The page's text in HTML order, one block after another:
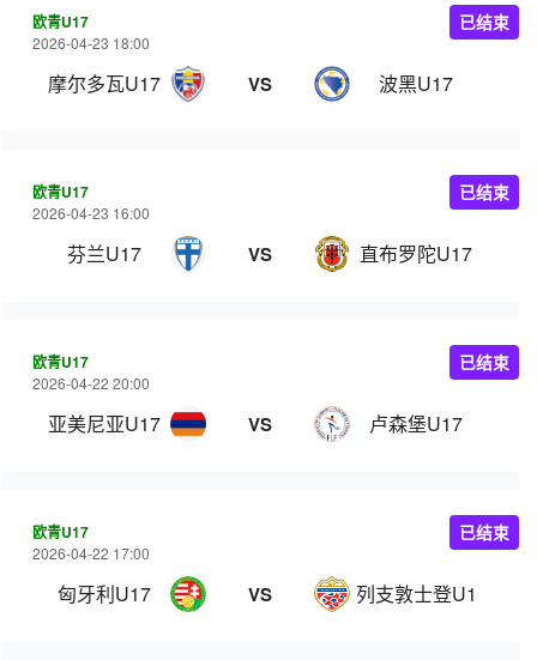
欧青U17
2026-04-23 18:00
摩尔多瓦U17 VS 波黑U17
已结束
欧青U17
2026-04-23 16:00
芬兰U17 VS 直布罗陀U17
已结束
欧青U17
2026-04-22 20:00
亚美尼亚U17 VS 卢森堡U17
已结束
欧青U17
2026-04-22 17:00
匈牙利U17 VS 列支敦士登U17
已结束